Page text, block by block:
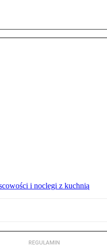
i noclegi z kuchnią
REGULAMIN